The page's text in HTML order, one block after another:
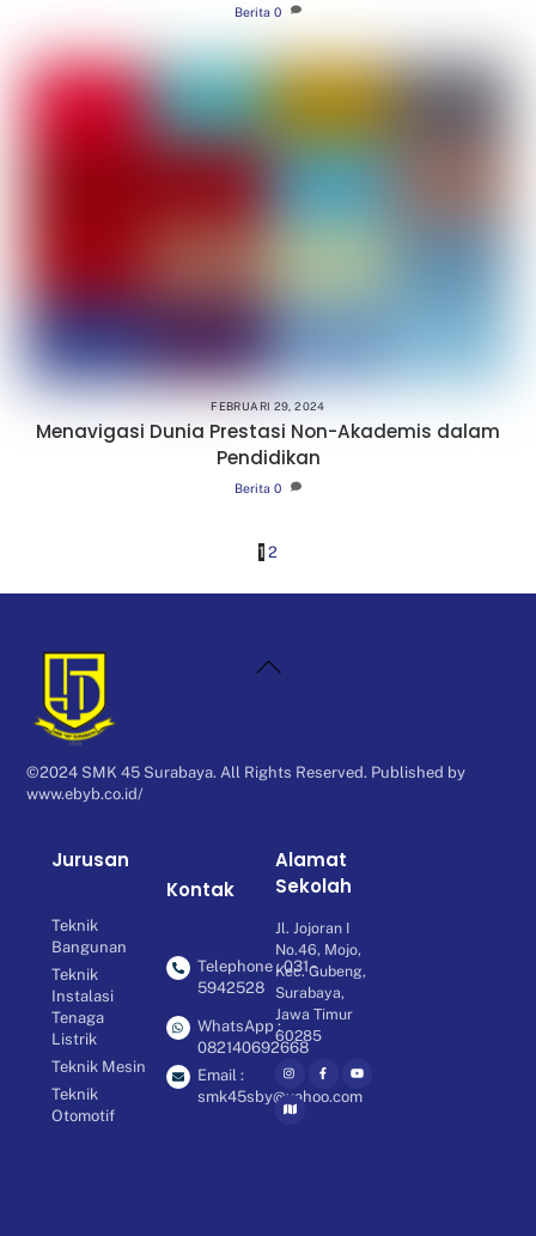
Berita 0
FEBRUARI 29, 2024
Menavigasi Dunia Prestasi Non-Akademis dalam
Pendidikan
Berita 0
1 2
Back
To
©2024 SMK 45 Surabaya. All Rights Reserved. Published by
www.ebyb.co.id/
Jurusan
Teknik
Bangunan
Teknik
Instalasi
Tenaga
Listrik
Teknik Mesin
Teknik
Otomotif
Kontak
Telephone : 031 -
5942528
WhatsApp :
082140692668
Email :
smk45sby@yahoo.com
Alamat
Sekolah
Jl. Jojoran I
No.46, Mojo,
Kec. Gubeng,
Surabaya,
Jawa Timur
60285